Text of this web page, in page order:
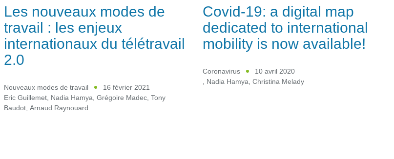
Les nouveaux modes de
travail : les enjeux
internationaux du télétravail
2.0
Nouveaux modes de travail
16 février 2021
Eric Guillemet Nadia Hamya Grégoire Madec Tony
Baudot Arnaud Raynouard
Covid-19: a digital map
dedicated to international
mobility is now available!
Coronavirus
10 avril 2020
Nadia Hamya Christina Melady